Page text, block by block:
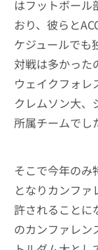
はフットボール
おり、彼らと
ケジュールでも
対戦は多かった
ウェイクフォレ
クレムソン大、
所属チームでし
そこで今年のみ
となりカンフ
許されることに
のカンファレン